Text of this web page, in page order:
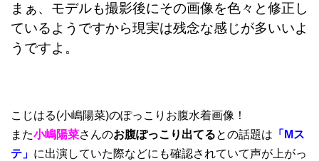
まぁ、モデルも撮影後にその画像を色々と修正し
ているようですから現実は残念な感じが多いいよ
うですよ。
こじはる(小嶋陽菜)のぽっこりお腹水着画像！
また小嶋陽菜さんのお腹ぽっこり出てるとの話題は 「Mス
テ」 に出演していた際などにも確認されていて声が上がっ